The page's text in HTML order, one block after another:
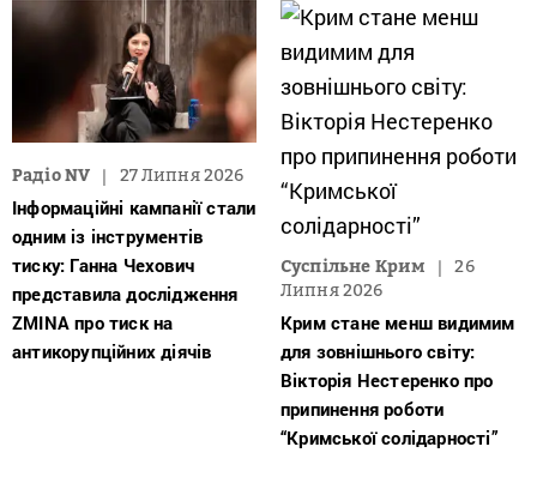
Радіо NV 27 Липня 2026
Інформаційні кампанії стали
одним із інструментів
тиску: Ганна Чехович
представила дослідження
ZMINA про тиск на
антикорупційних діячів
Суспільне Крим
26
Липня 2026
Крим стане менш видимим
для зовнішнього світу:
Вікторія Нестеренко про
припинення роботи
“Кримської солідарності”